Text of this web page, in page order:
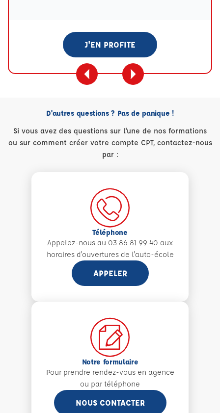
J'EN PROFITE
D'autres questions ? Pas de panique !
Si vous avez des questions sur l'une de nos formations
ou sur comment créer votre compte CPT, contactez-nous
par :
Téléphone
Appelez-nous au 03 86 81 99 40 aux
horaires d'ouvertures de l'auto-école
APPELER
Notre formulaire
Pour prendre rendez-vous en agence
ou par téléphone
NOUS CONTACTER